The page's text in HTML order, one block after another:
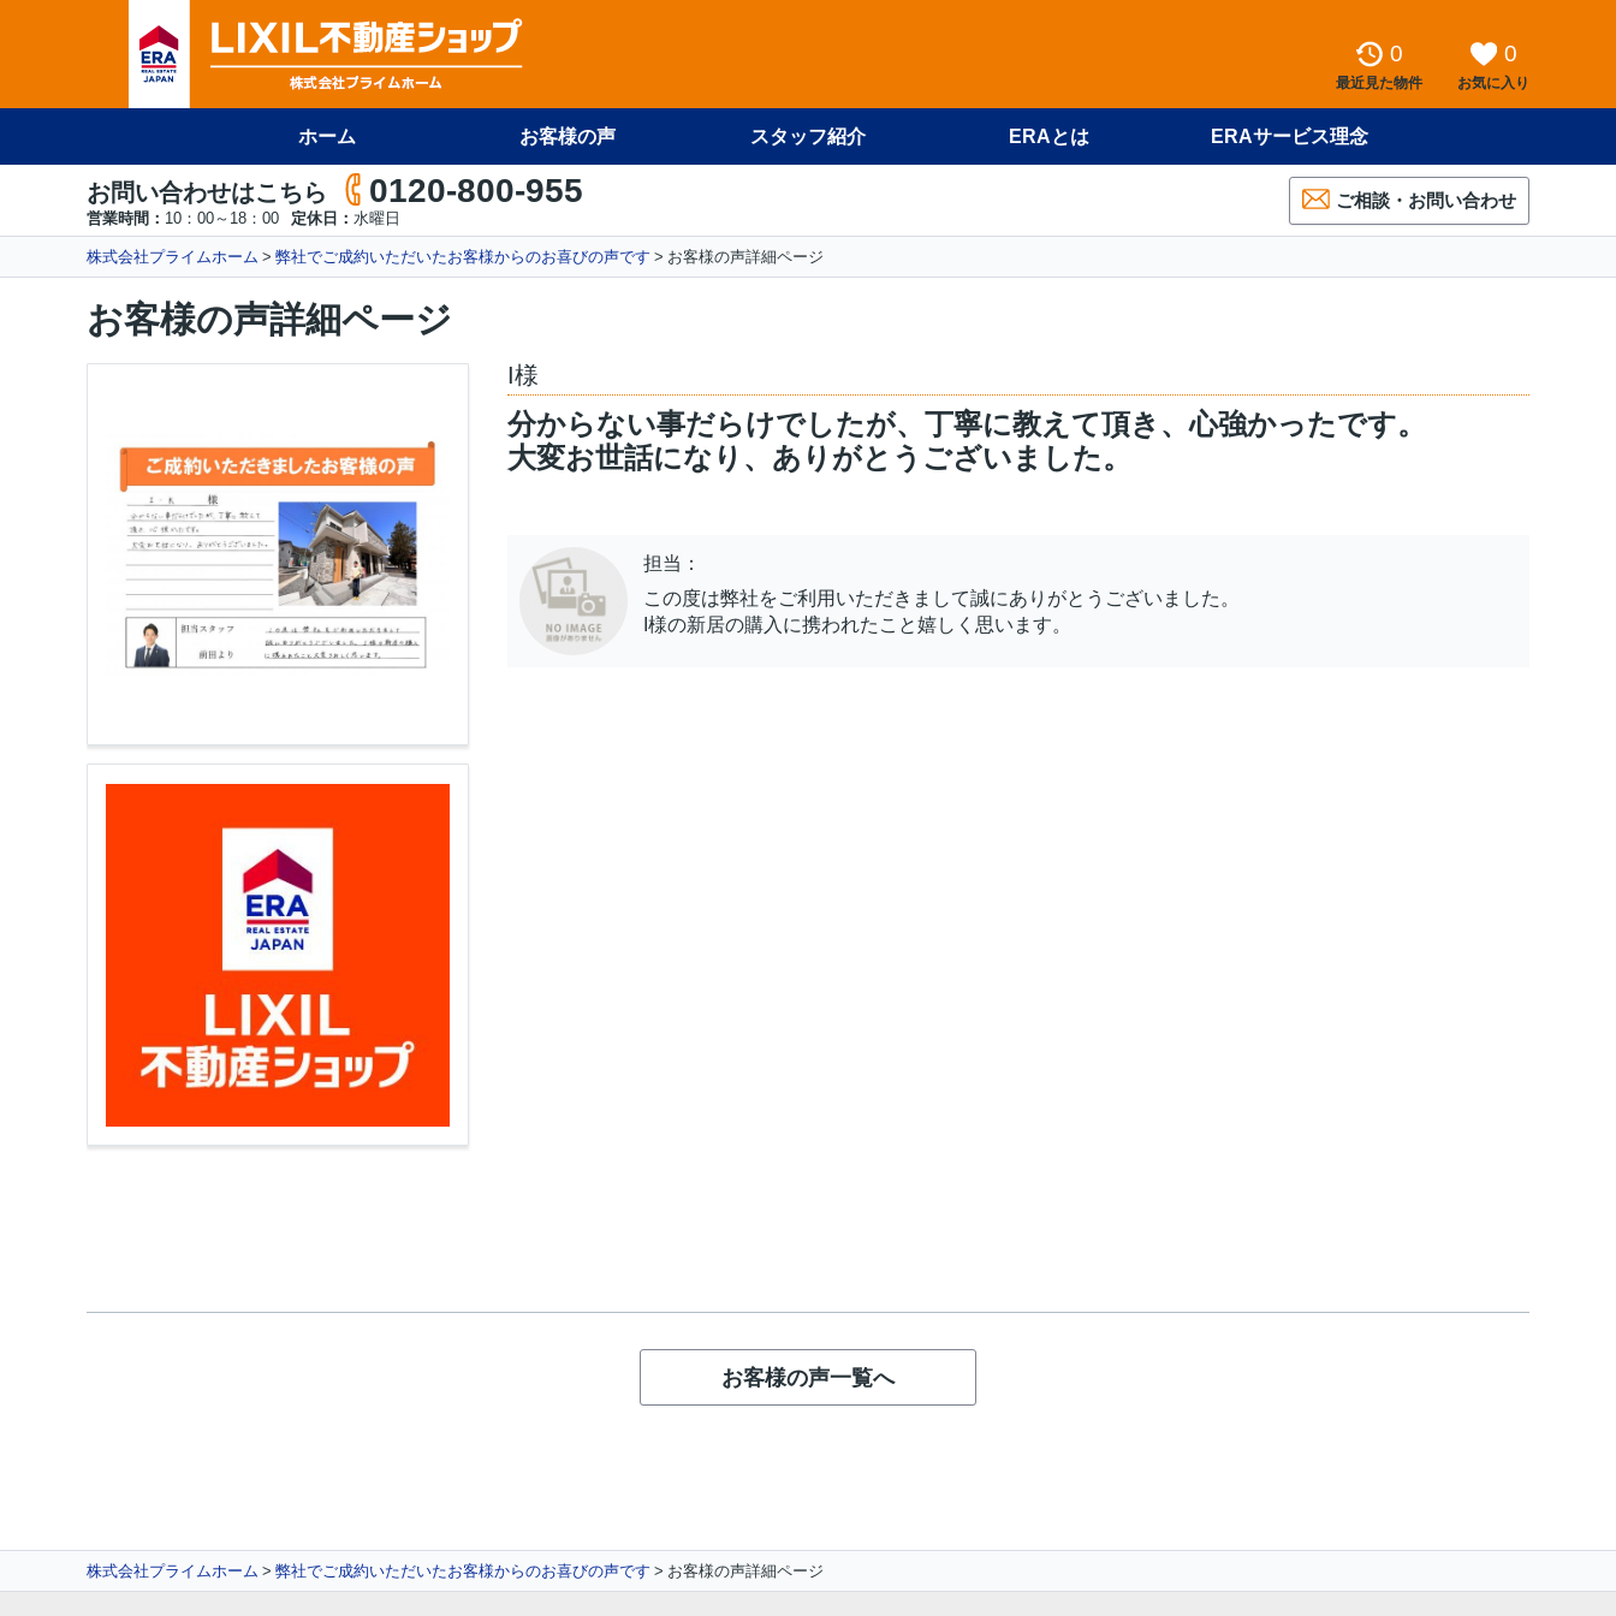
0
最近見た物件
0
お気に入り
ホーム お客様の声 スタッフ紹介 ERAとは ERAサービス理念
お問い合わせはこちら 0120-800-955
営業時間： 10：00～18：00 定休日： 水曜日
ご相談・お問い合わせ
株式会社プライムホーム 弊社でご成約いただいたお客様からのお喜びの声です お客様の声詳細ページ
お客様の声詳細ページ
I様
分からない事だらけでしたが、丁寧に教えて頂き、心強かったです。
大変お世話になり、ありがとうございました。
担当：
この度は弊社をご利用いただきまして誠にありがとうございました。
I様の新居の購入に携われたこと嬉しく思います。
お客様の声一覧へ
株式会社プライムホーム 弊社でご成約いただいたお客様からのお喜びの声です お客様の声詳細ページ